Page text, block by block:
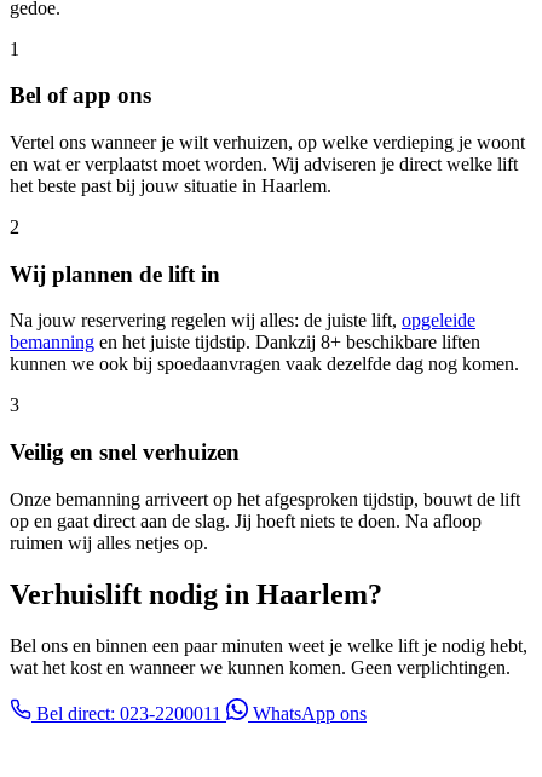
gedoe.
1
Bel of app ons
Vertel ons wanneer je wilt verhuizen, op welke verdieping je woont
en wat er verplaatst moet worden. Wij adviseren je direct welke lift
het beste past bij jouw situatie in Haarlem.
2
Wij plannen de lift in
Na jouw reservering regelen wij alles: de juiste lift, opgeleide
bemanning en het juiste tijdstip. Dankzij 8+ beschikbare liften
kunnen we ook bij spoedaanvragen vaak dezelfde dag nog komen.
3
Veilig en snel verhuizen
Onze bemanning arriveert op het afgesproken tijdstip, bouwt de lift
op en gaat direct aan de slag. Jij hoeft niets te doen. Na afloop
ruimen wij alles netjes op.
Verhuislift nodig in Haarlem?
Bel ons en binnen een paar minuten weet je welke lift je nodig hebt,
wat het kost en wanneer we kunnen komen. Geen verplichtingen.
Bel direct: 023-2200011 WhatsApp ons